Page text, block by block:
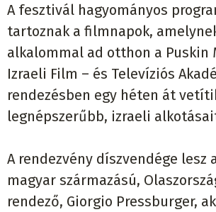
A fesztivál hagyományos
tartoznak a filmnapok,
alkalommal ad otthon a Puskin
Izraeli Film – és Televíziós
rendezésben egy héten át
legnépszerűbb, izraeli
A rendezvény díszvendége lesz
magyar származású,
rendező, Giorgio Pressburger,